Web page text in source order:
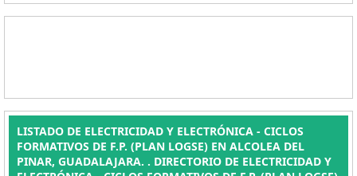
LISTADO DE ELECTRICIDAD Y ELECTRÓNICA - CICLOS
FORMATIVOS DE F.P. (PLAN LOGSE) EN ALCOLEA DEL
PINAR, GUADALAJARA. . DIRECTORIO DE ELECTRICIDAD Y